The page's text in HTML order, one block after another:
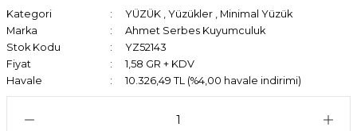
Kategori YÜZÜK , Yüzükler , Minimal Yüzük
Marka
Ahmet Serbes Kuyumculuk
Stok Kodu
YZ52143
Fiyat
1,58 GR + KDV
Havale
10.326,49 TL (%4,00 havale indirimi)